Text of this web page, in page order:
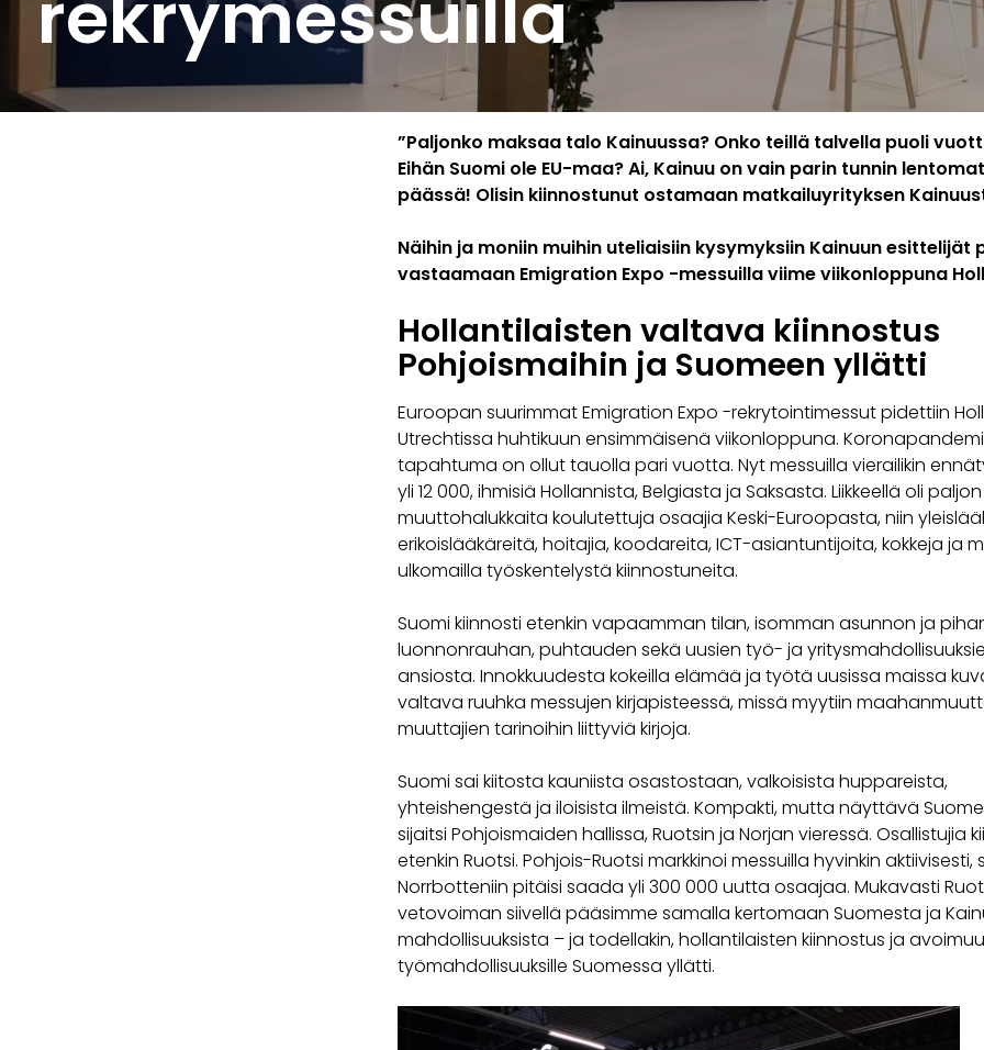
”Paljonko maksaa talo Kainuussa? Onko teillä talvella puoli
Eihän Suomi ole EU-maa? Ai, Kainuu on vain parin tunnin
päässä! Olisin kiinnostunut ostamaan matkailuyrityksen
Näihin ja moniin muihin uteliaisiin kysymyksiin Kainuun esittelijät
vastaamaan Emigration Expo -messuilla viime viikonloppuna
Hollantilaisten valtava kiinnostus
Pohjoismaihin ja Suomeen yllätti
Euroopan suurimmat Emigration Expo -rekrytointimessut pidettiin
Utrechtissa huhtikuun ensimmäisenä viikonloppuna.
tapahtuma on ollut tauolla pari vuotta. Nyt messuilla vierailikin
yli 12 000, ihmisiä Hollannista, Belgiasta ja Saksasta. Liikkeellä oli paljon
muuttohalukkaita koulutettuja osaajia Keski-Euroopasta, niin
erikoislääkäreitä, hoitajia, koodareita, ICT-asiantuntijoita, kokkeja ja
ulkomailla työskentelystä kiinnostuneita.
Suomi kiinnosti etenkin vapaamman tilan, isomman asunnon ja
luonnonrauhan, puhtauden sekä uusien työ- ja
ansiosta. Innokkuudesta kokeilla elämää ja työtä uusissa maissa
valtava ruuhka messujen kirjapisteessä, missä myytiin
muuttajien tarinoihin liittyviä kirjoja.
Suomi sai kiitosta kauniista osastostaan, valkoisista huppareista,
yhteishengestä ja iloisista ilmeistä. Kompakti, mutta näyttävä
sijaitsi Pohjoismaiden hallissa, Ruotsin ja Norjan vieressä. Osallistujia
etenkin Ruotsi. Pohjois-Ruotsi markkinoi messuilla hyvinkin aktiivisesti,
Norrbotteniin pitäisi saada yli 300 000 uutta osaajaa. Mukavasti
vetovoiman siivellä pääsimme samalla kertomaan Suomesta ja
mahdollisuuksista – ja todellakin, hollantilaisten kiinnostus ja
työmahdollisuuksille Suomessa yllätti.